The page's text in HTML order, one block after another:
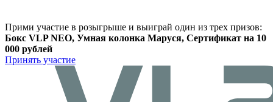
Прими участие в розыгрыше и выиграй один из трех призов:
Бокс VLP NEO, Умная колонка Маруся, Сертификат на 10
000 рублей
Принять участие